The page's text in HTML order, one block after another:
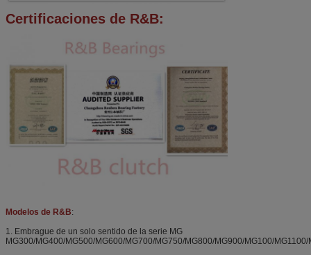
Certificaciones de R&B:
Modelos de R&B:
1. Embrague de un solo sentido de la serie MG
MG300/MG400/MG500/MG600/MG700/MG750/MG800/MG900/MG100/